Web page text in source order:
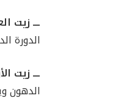
ـــ زيت
الدورة
ـــ زيت
الدهون